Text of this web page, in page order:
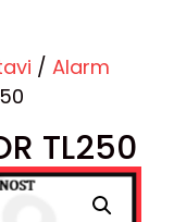
/ Alarm
TL250